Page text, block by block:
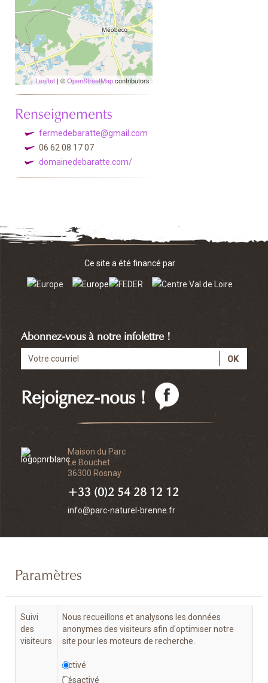
Leaflet | ©OpenStreetMapcontributors
Renseignements
fermedebaratte@gmail.com
06 62 08 17 07
domainedebaratte.com/
Maison du Parc
Le Bouchet
36300 Rosnay
+33 (0)2 54 28 12 12
info@parc-naturel-brenne.fr
Rejoignez-nous !
Abonnez-vous à notre infolettre !
Ce site a été financé par
Paramètres
Suivi
des
visiteurs
Nous recueillons et analysons les données
anonymes des visiteurs afin d'optimiser notre
site pour les moteurs de recherche.
Activé
Désactivé